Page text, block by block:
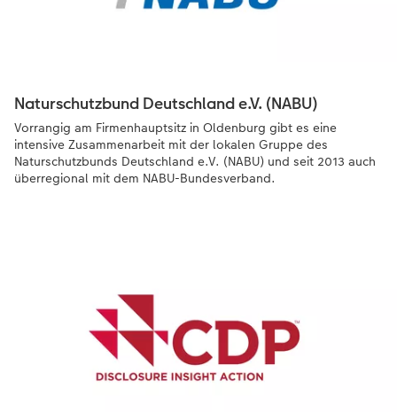
Naturschutzbund Deutschland e.V. (NABU)
Vorrangig am Firmenhauptsitz in Oldenburg gibt es eine
intensive Zusammenarbeit mit der lokalen Gruppe des
Naturschutzbunds Deutschland e.V. (NABU) und seit 2013 auch
überregional mit dem NABU-Bundesverband.